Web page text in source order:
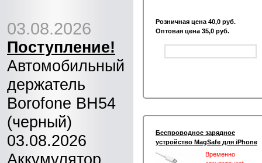
03.08.2026
Поступление!
Автомобильный
держатель
Borofone BH54
(черный)
03.08.2026
Аккумулятор
Розничная цена 40,0 руб.
Оптовая цена 35,0 руб.
Беспроводное зарядное
устройство MagSafe для iPhone
Временно